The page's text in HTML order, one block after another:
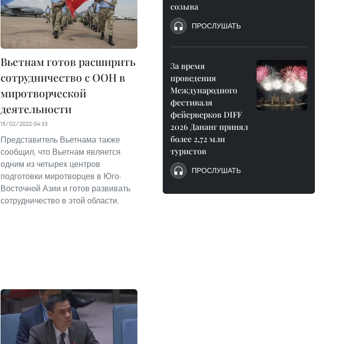
Вьетнам готов расширить
сотрудничество с ООН в
миротворческой
деятельности
15/02/2022 04:33
Представитель Вьетнама также
сообщил, что Вьетнам является
одним из четырех центров
подготовки миротворцев в Юго-
Восточной Азии и готов развивать
сотрудничество в этой области.
созыва
ПРОСЛУШАТЬ
За время
проведения
Международного
фестиваля
фейерверков DIFF
2026 Дананг принял
более 2,72 млн
туристов
ПРОСЛУШАТЬ